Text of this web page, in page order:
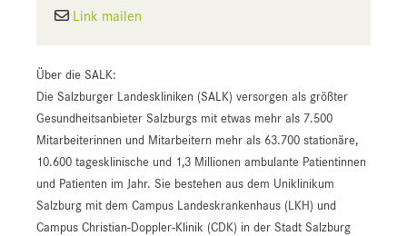
Link mailen
Über die SALK:
Die Salzburger Landeskliniken (SALK) versorgen als größter
Gesundheitsanbieter Salzburgs mit etwas mehr als 7.500
Mitarbeiterinnen und Mitarbeitern mehr als 63.700 stationäre,
10.600 tagesklinische und 1,3 Millionen ambulante Patientinnen
und Patienten im Jahr. Sie bestehen aus dem Uniklinikum
Salzburg mit dem Campus Landeskrankenhaus (LKH) und
Campus Christian-Doppler-Klinik (CDK) in der Stadt Salzburg